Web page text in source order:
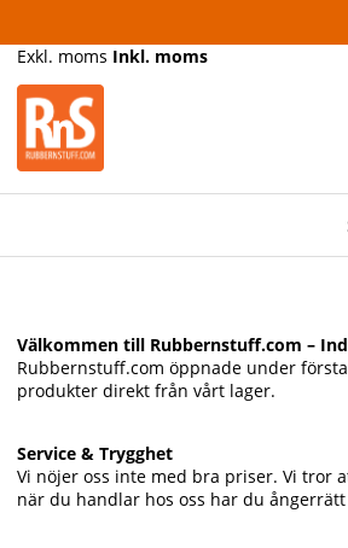
Exkl. moms Inkl. moms
Välkommen till Rubbernstuff.com –
Rubbernstuff.com öppnade under
produkter direkt från vårt lager.
Service & Trygghet
Vi nöjer oss inte med bra priser. Vi tror
när du handlar hos oss har du